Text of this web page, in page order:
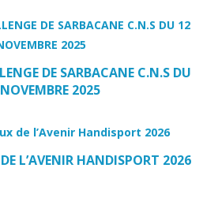
DE SARBACANE C.N.S DU
2025
L’AVENIR HANDISPORT 2026